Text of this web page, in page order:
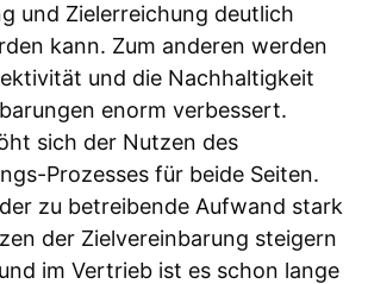
und Zielerreichung deutlich
kann. Zum anderen werden
und die Nachhaltigkeit
enorm verbessert.
sich der Nutzen des
Prozesses für beide Seiten.
zu betreibende Aufwand stark
der Zielvereinbarung steigern
im Vertrieb ist es schon lange